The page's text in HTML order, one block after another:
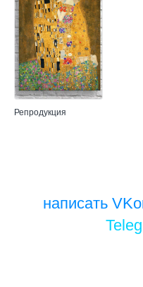
Репродукция
написать